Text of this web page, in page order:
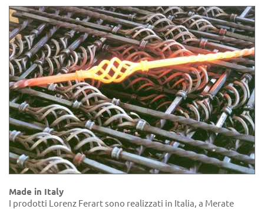
Made in Italy
I prodotti Lorenz Ferart sono realizzati in Italia, a Merate